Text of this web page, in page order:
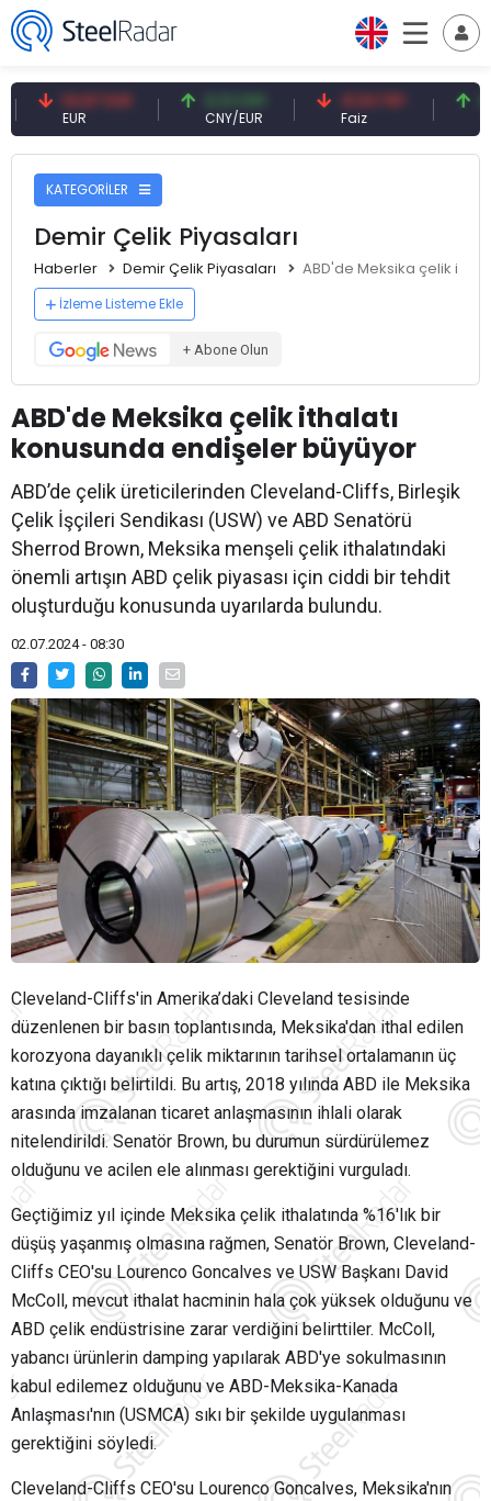
54,87 EUR 0,13 CNY
CNY/EUR
41,53 TRY 83,27
KATEGORİLER
Demir Çelik Piyasaları
Haberler Demir Çelik Piyasaları ABD'de Meksika çelik
İzleme Listeme Ekle
+ Abone Olun
ABD'de Meksika çelik ithalatı
konusunda endişeler büyüyor
ABD’de çelik üreticilerinden Cleveland-Cliffs, Birleşik
Çelik İşçileri Sendikası (USW) ve ABD Senatörü
Sherrod Brown, Meksika menşeli çelik ithalatındaki
önemli artışın ABD çelik piyasası için ciddi bir tehdit
oluşturduğu konusunda uyarılarda bulundu.
02.07.2024 - 08:30
Cleveland-Cliffs'in Amerika’daki Cleveland tesisinde
düzenlenen bir basın toplantısında, Meksika'dan ithal edilen
korozyona dayanıklı çelik miktarının tarihsel ortalamanın üç
katına çıktığı belirtildi. Bu artış, 2018 yılında ABD ile Meksika
arasında imzalanan ticaret anlaşmasının ihlali olarak
nitelendirildi. Senatör Brown, bu durumun sürdürülemez
olduğunu ve acilen ele alınması gerektiğini vurguladı.
Geçtiğimiz yıl içinde Meksika çelik ithalatında %16'lık bir
düşüş yaşanmış olmasına rağmen, Senatör Brown, Cleveland-
Cliffs CEO'su Lourenco Goncalves ve USW Başkanı David
McColl, mevcut ithalat hacminin hala çok yüksek olduğunu ve
ABD çelik endüstrisine zarar verdiğini belirttiler. McColl,
yabancı ürünlerin damping yapılarak ABD'ye sokulmasının
kabul edilemez olduğunu ve ABD-Meksika-Kanada
Anlaşması'nın (USMCA) sıkı bir şekilde uygulanması
gerektiğini söyledi.
Cleveland-Cliffs CEO'su Lourenco Goncalves, Meksika'nın